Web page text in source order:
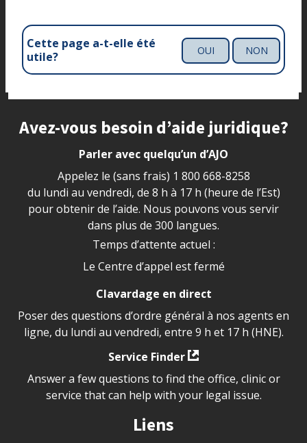
Cette page a-t-elle été
utile?
OUI NON
Site footer
Avez-vous besoin d’aide juridique?
Parler avec quelqu’un d’AJO
Appelez le (sans frais) 1 800 668-8258
du lundi au vendredi, de 8 h à 17 h (heure de l’Est)
pour obtenir de l’aide. Nous pouvons vous servir
dans plus de 300 langues.
Temps d’attente actuel :
Le Centre d’appel est fermé
Clavardage en direct
Poser des questions d’ordre général à nos agents en
ligne, du lundi au vendredi, entre 9 h et 17 h (HNE).
Service Finder
Answer a few questions to find the office, clinic or
service that can help with your legal issue.
Liens